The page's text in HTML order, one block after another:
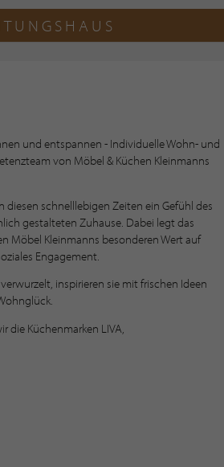
und entspannen - Individuelle Wohn- und
von Möbel & Küchen Kleinmanns
schnelllebigen Zeiten ein Gefühl des
gestalteten Zuhause. Dabei legt das
Möbel Kleinmanns besonderen Wert auf
Engagement.
inspirieren sie mit frischen Ideen
die Küchenmarken LIVA,